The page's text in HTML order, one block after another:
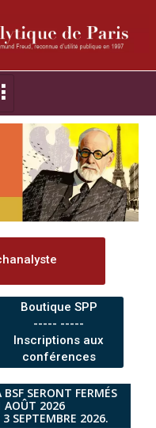
Boutique SPP
----- -----
Inscriptions aux
conférences
SERONT FERMÉS
AOÛT 2026
3 SEPTEMBRE 2026.